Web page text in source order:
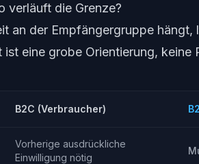
verläuft die Grenze?
an der Empfängergruppe
eine grobe Orientierung, keine
B2C (Verbraucher)
Vorherige ausdrückliche
Einwilligung nötig